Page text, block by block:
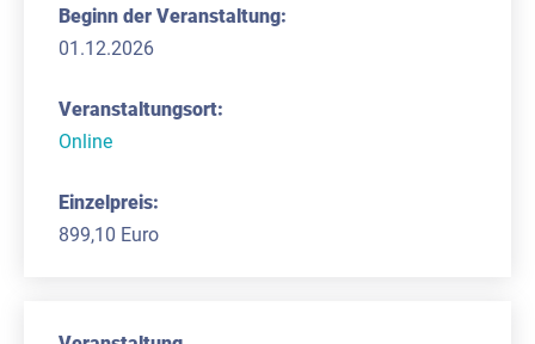
01.12.2026
Online
899,10 Euro